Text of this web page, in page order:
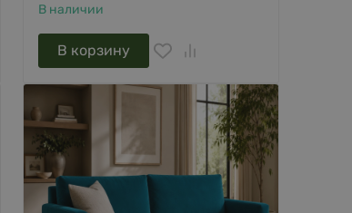
В наличии
В корзину